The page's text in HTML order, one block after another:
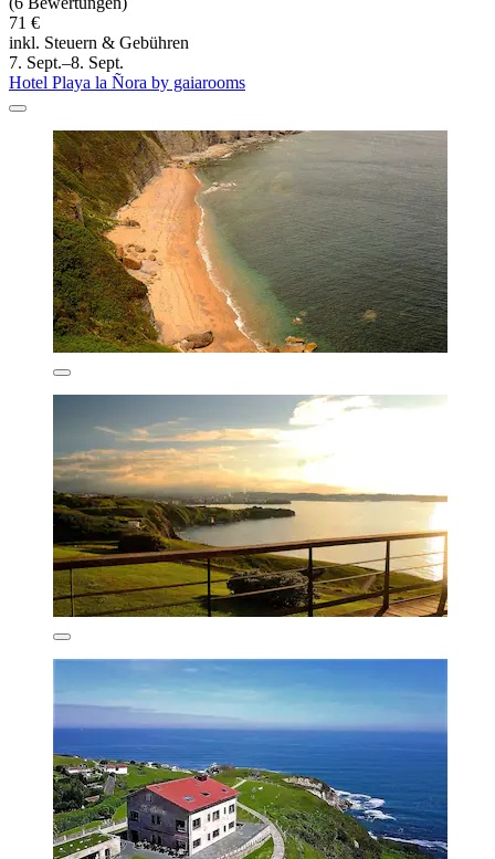
71 €
inkl. Steuern & Gebühren
7. Sept.–8. Sept.
Hotel Playa la Ñora by gaiarooms